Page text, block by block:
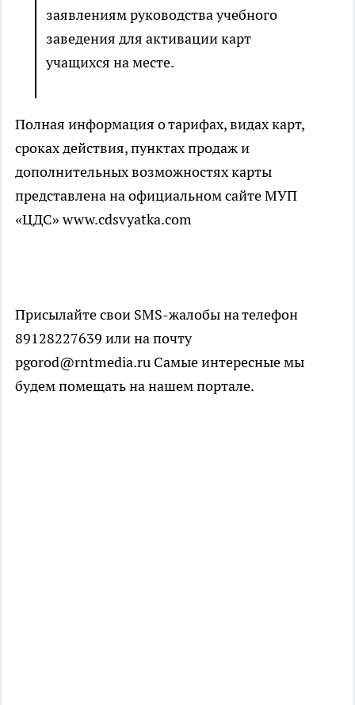
заявлениям руководства учебного
заведения для активации карт
учащихся на месте.
Полная информация о тарифах, видах карт,
сроках действия, пунктах продаж и
дополнительных возможностях карты
представлена на официальном сайте МУП
«ЦДС» www.cdsvyatka.com
Присылайте свои SMS-жалобы на телефон
89128227639 или на почту
pgorod@rntmedia.ru Самые интересные мы
будем помещать на нашем портале.